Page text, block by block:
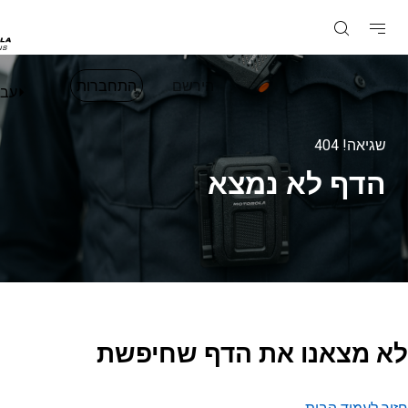
הירשם התחברות
404
לא נמצא
את הדף שחיפשת